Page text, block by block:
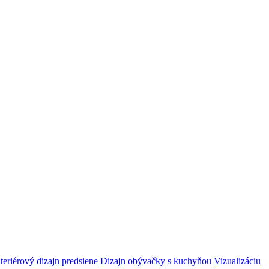
dizajn predsiene Dizajn obývačky s kuchyňou Vizualizáciu